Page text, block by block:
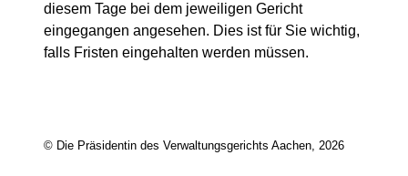
diesem Tage bei dem jeweiligen Gericht
eingegangen angesehen. Dies ist für Sie wichtig,
falls Fristen eingehalten werden müssen.
© Die Präsidentin des Verwaltungsgerichts Aachen, 2026